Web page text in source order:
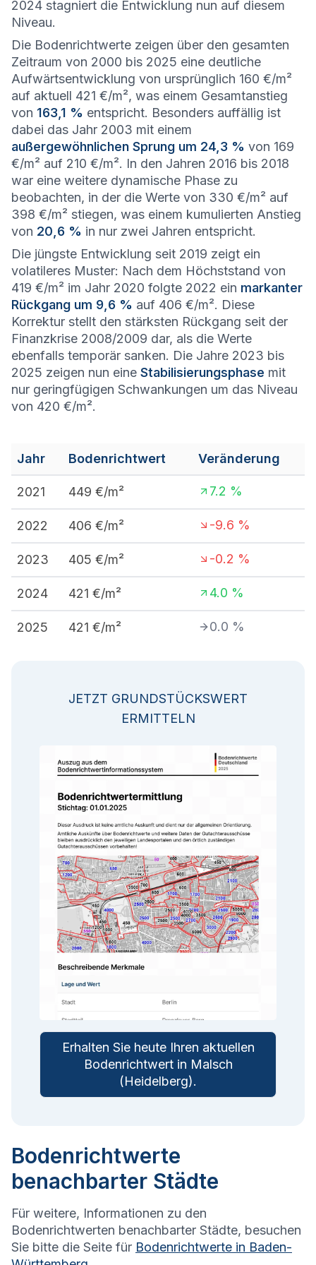
2024 stagniert die Entwicklung nun auf diesem
Niveau.
Die Bodenrichtwerte zeigen über den gesamten
Zeitraum von 2000 bis 2025 eine deutliche
Aufwärtsentwicklung von ursprünglich 160 €/m²
auf aktuell 421 €/m², was einem Gesamtanstieg
von 163,1 % entspricht. Besonders auffällig ist
dabei das Jahr 2003 mit einem
außergewöhnlichen Sprung um 24,3 % von 169
€/m² auf 210 €/m². In den Jahren 2016 bis 2018
war eine weitere dynamische Phase zu
beobachten, in der die Werte von 330 €/m² auf
398 €/m² stiegen, was einem kumulierten Anstieg
von 20,6 % in nur zwei Jahren entspricht.
Die jüngste Entwicklung seit 2019 zeigt ein
volatileres Muster: Nach dem Höchststand von
419 €/m² im Jahr 2020 folgte 2022 ein markanter
Rückgang um 9,6 % auf 406 €/m². Diese
Korrektur stellt den stärksten Rückgang seit der
Finanzkrise 2008/2009 dar, als die Werte
ebenfalls temporär sanken. Die Jahre 2023 bis
2025 zeigen nun eine Stabilisierungsphase mit
nur geringfügigen Schwankungen um das Niveau
von 420 €/m².
Jahr Bodenrichtwert Veränderung
2021 449 €/m² 7.2 %
2022 406 €/m² -9.6 %
2023 405 €/m² -0.2 %
2024 421 €/m² 4.0 %
2025 421 €/m² 0.0 %
JETZT GRUNDSTÜCKSWERT
ERMITTELN
Erhalten Sie heute Ihren aktuellen
Bodenrichtwert in Malsch
(Heidelberg).
Bodenrichtwerte
benachbarter Städte
Für weitere, Informationen zu den
Bodenrichtwerten benachbarter Städte, besuchen
Sie bitte die Seite für Bodenrichtwerte in Baden-